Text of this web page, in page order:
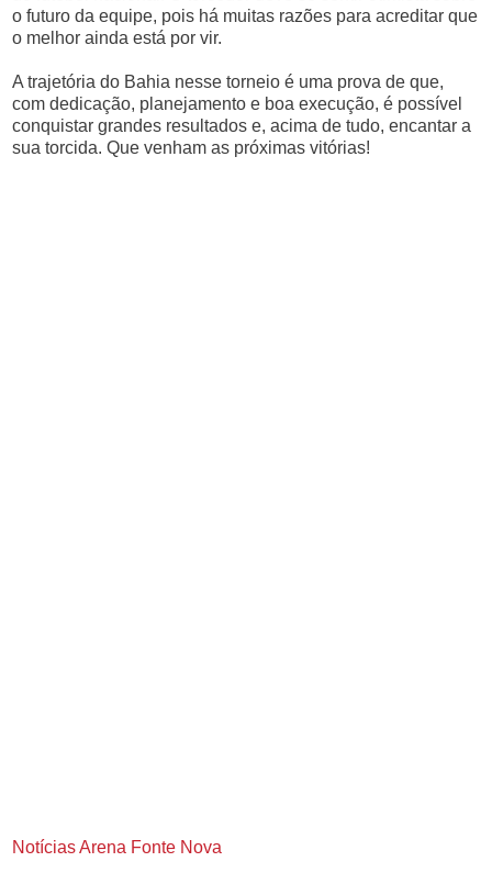
o futuro da equipe, pois há muitas razões para acreditar que
o melhor ainda está por vir.
A trajetória do Bahia nesse torneio é uma prova de que,
com dedicação, planejamento e boa execução, é possível
conquistar grandes resultados e, acima de tudo, encantar a
sua torcida. Que venham as próximas vitórias!
Notícias Arena Fonte Nova